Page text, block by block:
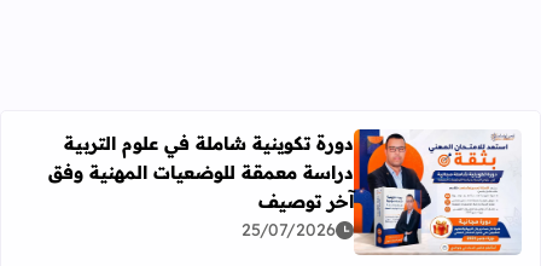
اقرأ المزيد عن دورة تكوينية شاملة في علوم التربية
دورة تكوينية شاملة في علوم التربية
دراسة معمقة للوضعيات المهنية وفق
آخر توصيف
25/07/2026